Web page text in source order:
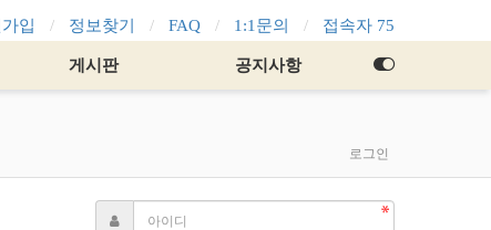
입 정보찾기 FAQ 1:1문의 접속자 75
게시판 공지사항
로그인